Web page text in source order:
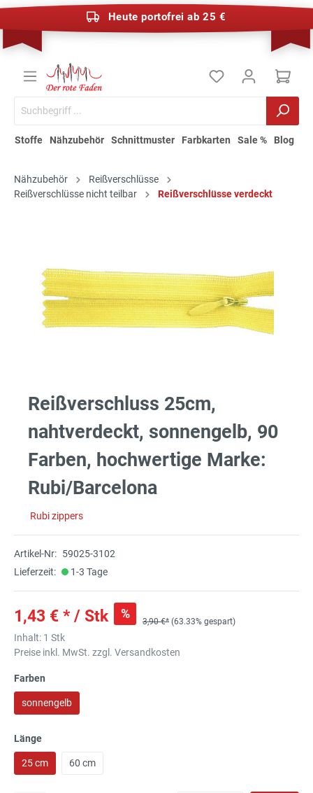
Heute portofrei ab 25 €
Stoffe Nähzubehör Schnittmuster Farbkarten Sale % Blog
Nähzubehör
Reißverschlüsse
Reißverschlüsse nicht teilbar
Reißverschlüsse verdeckt
Reißverschluss 25cm,
nahtverdeckt, sonnengelb, 90
Farben, hochwertige Marke:
Rubi/Barcelona
Rubi zippers
Artikel-Nr: 59025-3102
Lieferzeit:
1-3 Tage
1,43 € * / Stk %
3,90 €* (63.33% gespart)
Inhalt: 1 Stk
Preise inkl. MwSt. zzgl. Versandkosten
Farben
sonnengelb
Länge
25 cm 60 cm